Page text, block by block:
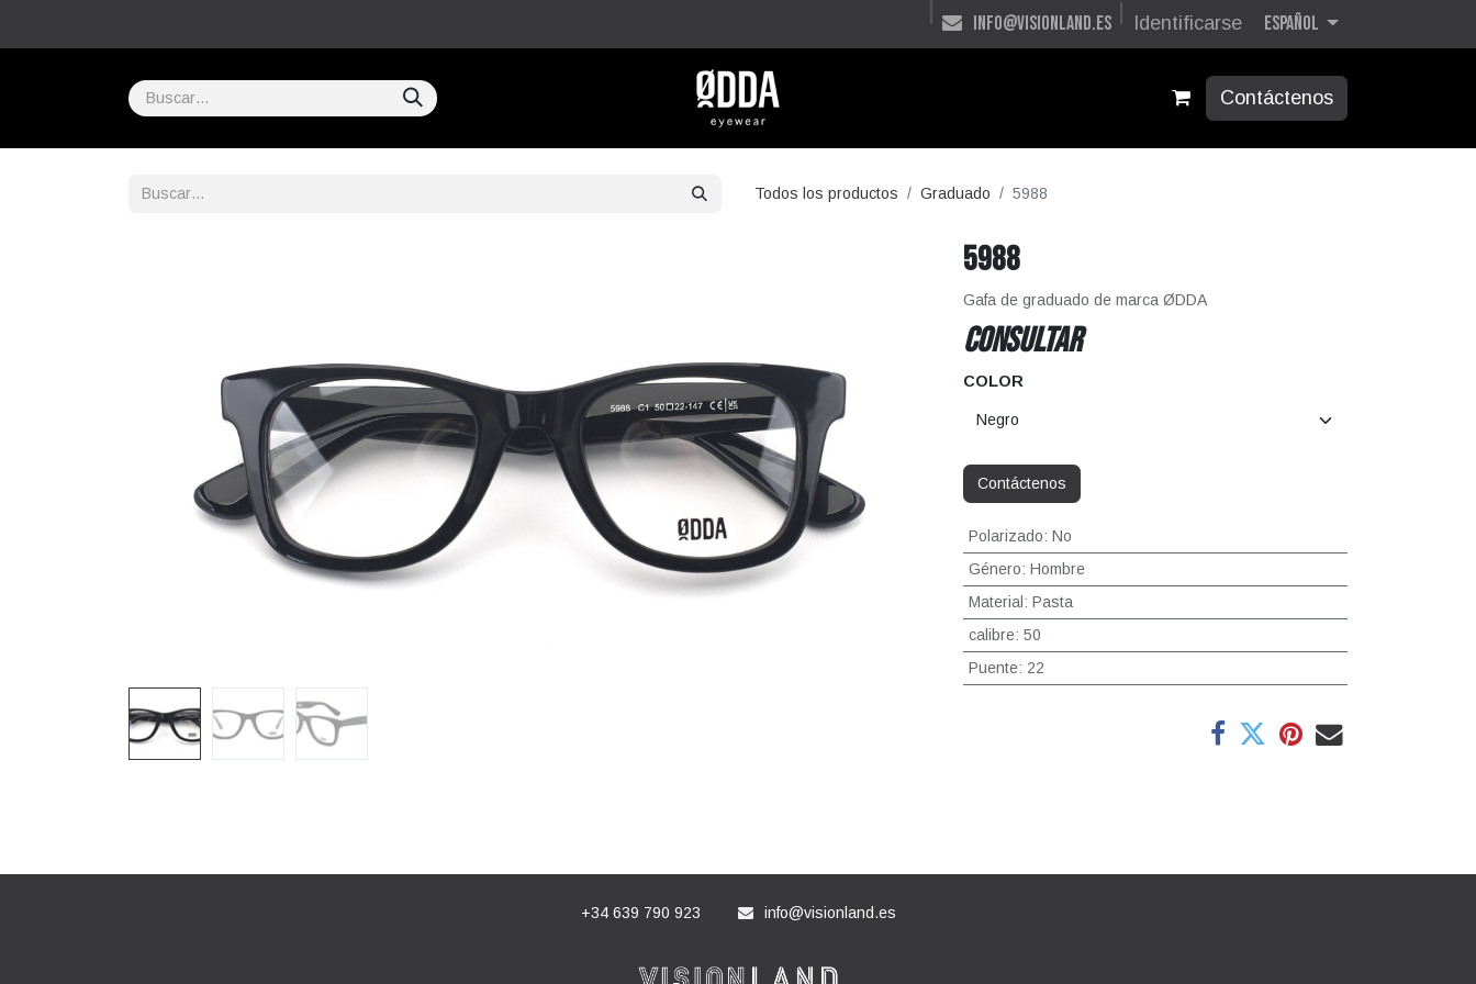
info@visionland.es Identificarse Español
Contáctenos
Todos los productos Graduado 5988
5988
Gafa de graduado de marca ØDDA
CONSULTAR
COLOR
Contáctenos
Polarizado: No
Género: Hombre
Material : Pasta
calibre: 50
Puente: 22
+34 639 790 923 info@visionland.es